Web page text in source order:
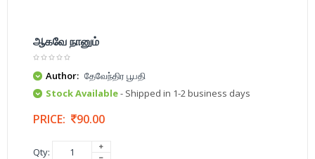
ஆகவே நானும்
Author: தேவேந்திர பூபதி
Stock Available- Shipped in 1-2 business days
PRICE: 90.00
Qty: